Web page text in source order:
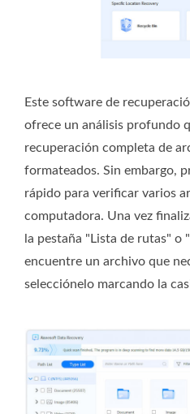
Este software de
ofrece un análisis profundo
recuperación completa de
formateados. Sin embargo,
rápido para verificar varios
computadora. Una vez
la pestaña "Lista de rutas" o
encuentre un archivo que
selecciónelo marcando la